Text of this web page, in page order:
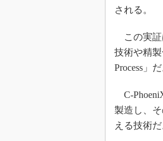
される。
この実証
技術や精
Process」だ
C-
製造し、
える技術だ